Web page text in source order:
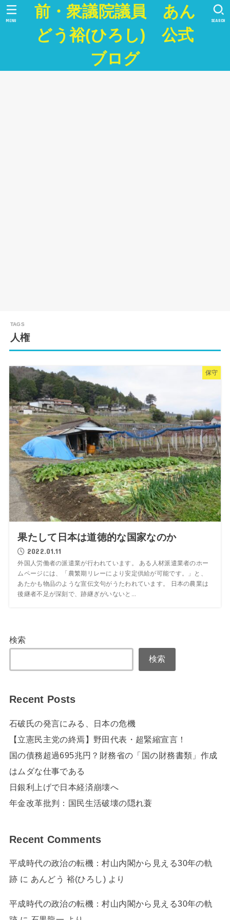
前・衆議院議員 あん
どう裕(ひろし) 公式
ブログ
SEARCH
MENU
人権
保守
果たして日本は道徳的な国家なのか
2022.01.11
外国人労働者の派遣業が行われています。 ある人材派遣業者のホー
ムページには、「農繁期リレーにより安定供給が可能です。」と、
あたかも物品のような宣伝文句がうたわれています。 日本の農業は
後継者不足が深刻で、跡継ぎがいないと...
検索
検索
Recent Posts
石破氏の発言にみる、日本の危機
【立憲民主党の終焉】野田代表・超緊縮宣言！
国の債務超過695兆円？財務省の「国の財務書類」作成
はムダな仕事である
日銀利上げで日本経済崩壊へ
年金改革批判：国民生活破壊の隠れ蓑
Recent Comments
平成時代の政治の転機：村山内閣から見える30年の軌
跡 に あんどう 裕(ひろし) より
平成時代の政治の転機：村山内閣から見える30年の軌